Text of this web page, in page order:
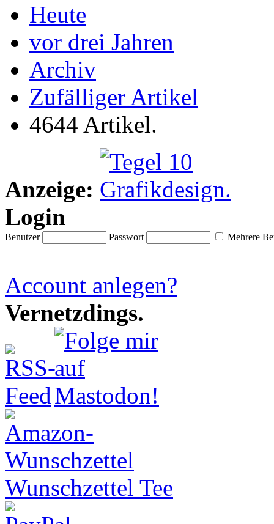
Heute
vor drei Jahren
Archiv
Zufälliger Artikel
4644 Artikel.
Anzeige:
Login
Benutzer Passwort Mehrere
Account anlegen?
Vernetzdings.
Wunschzettel Tee